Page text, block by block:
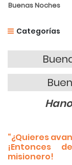
Buenas Noches
Categorías
“¿Quieres
¡Entonces
misionero!